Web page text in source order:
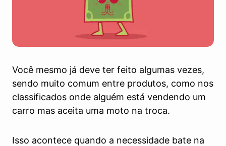
Você mesmo já deve ter feito algumas vezes,
sendo muito comum entre produtos, como nos
classificados onde alguém está vendendo um
carro mas aceita uma moto na troca.
Isso acontece quando a necessidade bate na